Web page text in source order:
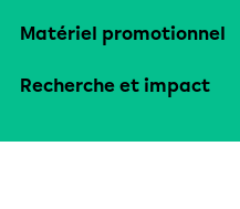
Matériel promotionnel
Recherche et impact